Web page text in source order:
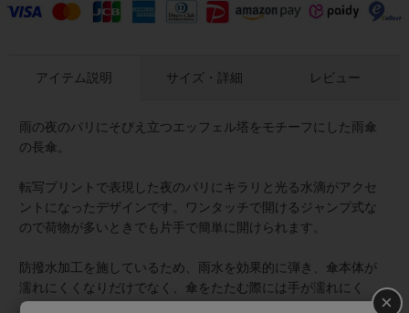
アイテム説明
雨の夜のパリにそびえ立つエッフェル塔をモチーフにした雨傘
の長傘。
転写プリントで表現した夜のパリにキラリと光る水滴がアクセ
ントになったデザインです。ワンタッチで開けるジャンプ式な
ので荷物が多いときでも片手で簡単に開けられます。
防撥水加工を施しているため、雨水を効果的に弾き、傘本体が
濡れにくくなりだけでなく、傘をたたむ際には手が濡れにく
く、雨粒を払い落としやすいため、使用後の乾燥も早く、カビ
サイズ・詳細 レビュー
×